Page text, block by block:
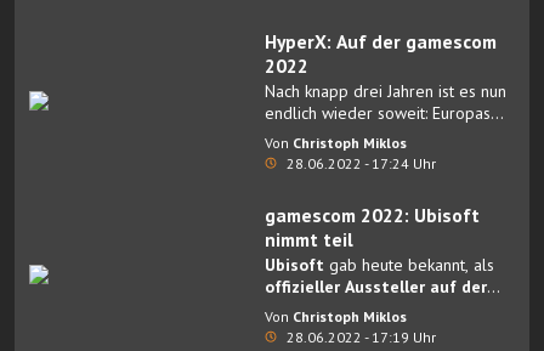
führender Business-Plattform für
die Spieleindustrie.
HyperX: Auf der gamescom
2022
Nach knapp drei Jahren ist es nun
endlich wieder soweit: Europas
größte Gaming-Messe – die
GAMESCOM – findet wieder statt.
Von Christoph Miklos
28.06.2022 - 17:24 Uhr
gamescom 2022: Ubisoft
nimmt teil
Ubisoft gab heute bekannt, als
offizieller Aussteller auf der
gamescom 2022 in Köln
vertreten zu sein.
Von Christoph Miklos
28.06.2022 - 17:19 Uhr